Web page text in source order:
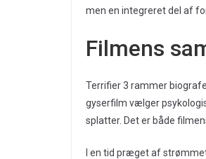
men en integreret del af
Filmens
Terrifier 3 rammer
gyserfilm vælger
splatter. Det er både
I en tid præget af